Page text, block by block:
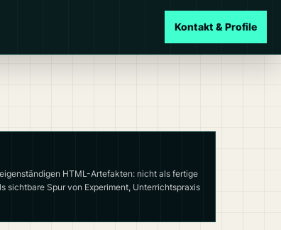
Kontakt & Profile
HTML-Artefakten: nicht als fertige
sichtbare Spur von Experiment, Unterrichtspraxis